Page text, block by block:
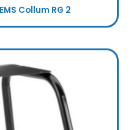
Collum RG 2